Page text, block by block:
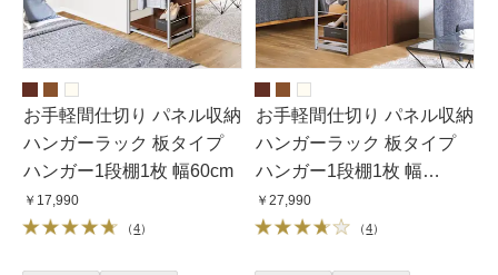
お手軽間仕切り パネル収納
ハンガーラック 板タイプ
ハンガー1段棚1枚 幅60cm
￥17,990
（4）
お手軽間仕切り パネル収納
ハンガーラック 板タイプ
ハンガー1段棚1枚 幅
120cm
￥27,990
（4）